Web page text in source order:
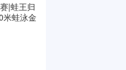
|蛙王归
米蛙泳金